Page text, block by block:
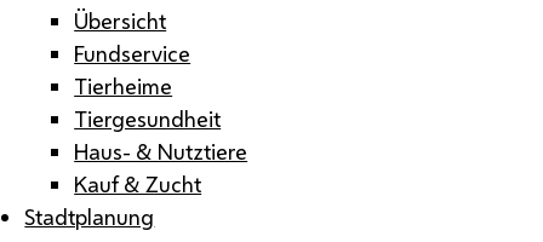
Übersicht
Fundservice
Tierheime
Tiergesundheit
Haus- & Nutztiere
Kauf & Zucht
Stadtplanung